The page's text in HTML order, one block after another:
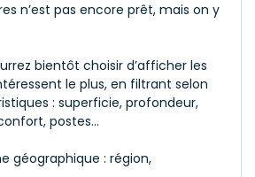
n’est pas encore prêt, mais on y
bientôt choisir d’afficher les
le plus, en filtrant selon
: superficie, profondeur,
postes…
géographique : région,